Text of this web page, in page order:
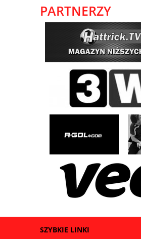
PARTNERZY
SZYBKIE LINKI